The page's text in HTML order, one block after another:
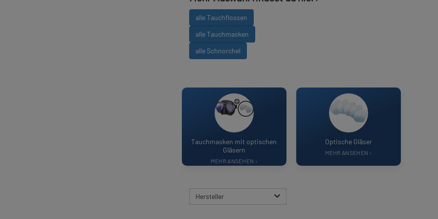
alle Tauchflossen
alle Tauchmasken
alle Schnorchel
Tauchmasken mit optischen
Gläsern
MEHR ANSEHEN ›
Optische Gläser
MEHR ANSEHEN ›
Hersteller